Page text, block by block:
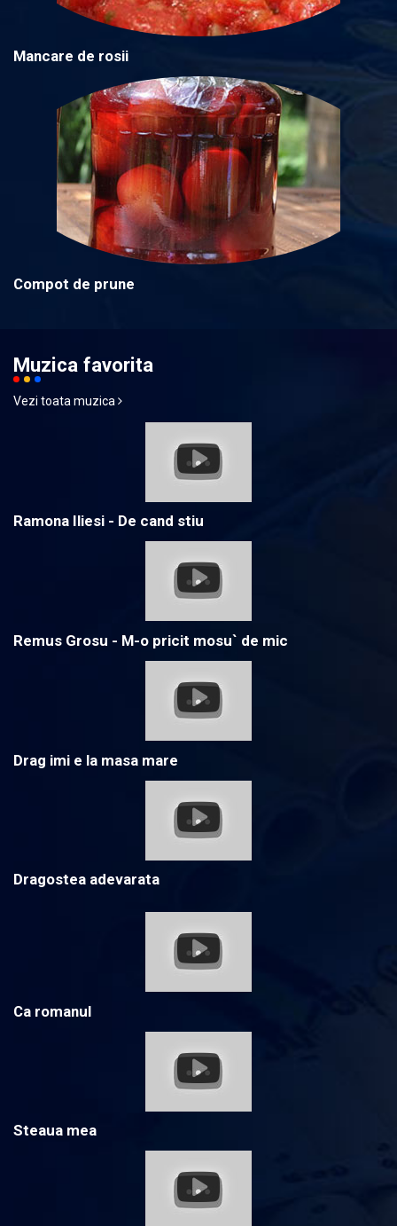
Mancare de rosii
Compot de prune
Muzica favorita
Vezi toata muzica
Ramona Iliesi - De cand stiu
Remus Grosu - M-o pricit mosu` de mic
Drag imi e la masa mare
Dragostea adevarata
Ca romanul
Steaua mea